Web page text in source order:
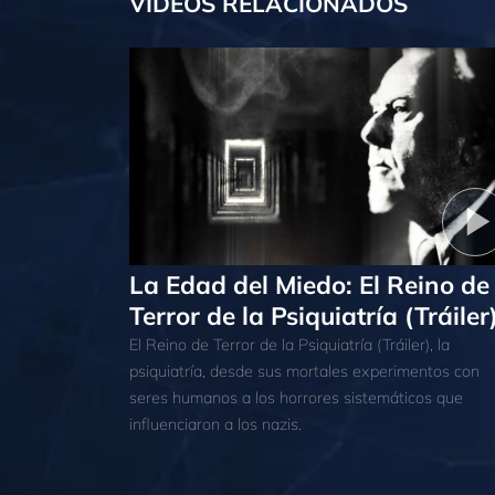
La Edad del Miedo: El Reino de
Terror de la Psiquiatría
El Reino de Terror de la Psiquiatría (Tráiler), la
psiquiatría, desde sus mortales experimentos con
seres humanos a los horrores sistemáticos que
influenciaron a los nazis.